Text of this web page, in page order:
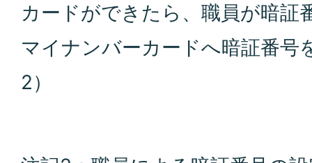
カードができたら、職員が暗証
マイナンバーカードへ暗証番号
2）